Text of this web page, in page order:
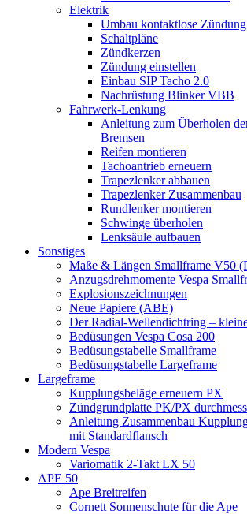
Elektrik
Umbau kontaktlose
Schaltpläne
Zündkerzen
Zündung einstellen
Einbau SIP Tacho 2.0
Nachrüstung Blinker VBB
Fahrwerk-Lenkung
Anleitung zum Überholen
Bremsen
Reifen montieren
Tachoantrieb erneuern
Trapezlenker abbauen
Trapezlenker Zusammenbau
Rundlenker montieren
Schwinge überholen
Lenksäule aufbauen
Sonstiges
Maße & Längen Smallframe V50
Anzugsdrehmomente Vespa
Explosionszeichnungen
Neue Papiere (ABE)
Der Radial-Wellendichtring –
Bedüsungen Vespa Cosa 200
Bedüsungstabelle Smallframe
Bedüsungstabelle Largeframe
Largeframe
Kupplungsbeläge erneuern PX
Zündgrundplatte PK/PX
Anleitung Zusammenbau
mit Standardflansch
Modern Vespa
Variomatik 2-Takt LX 50
APE 50
Ape Breitreifen
Cornett Sonnenschute für die Ape